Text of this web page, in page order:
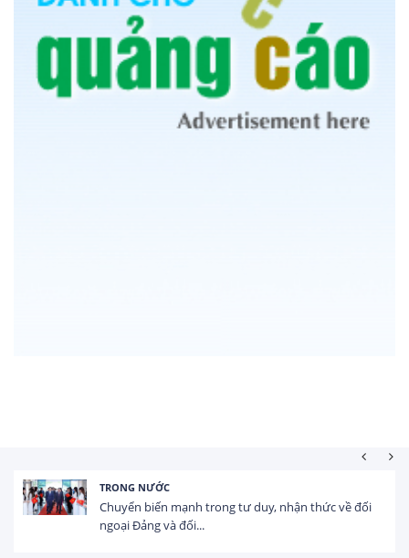
TRONG NƯỚC
Chuyển biến mạnh trong tư duy, nhận thức về đối
ngoại Đảng và đối...